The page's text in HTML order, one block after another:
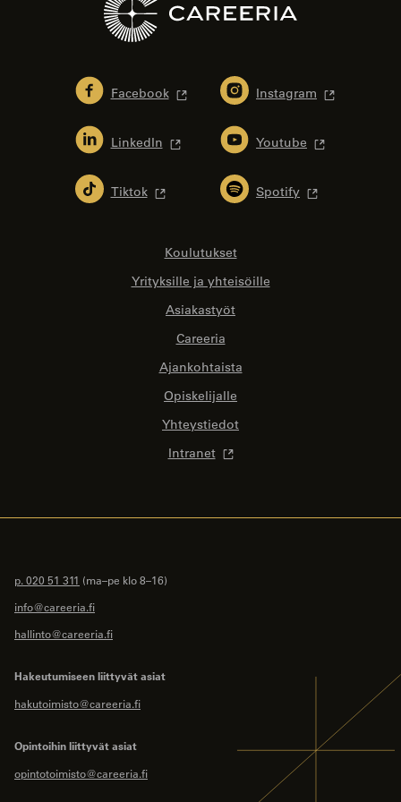
Facebook Instagram
LinkedIn Youtube
Tiktok Spotify
Koulutukset
Yrityksille ja yhteisöille
Asiakastyöt
Careeria
Ajankohtaista
Opiskelijalle
Yhteystiedot
Intranet
p. 020 51 311 (ma–pe klo 8–16)
info@careeria.fi
hallinto@careeria.fi
Hakeutumiseen liittyvät asiat
hakutoimisto@careeria.fi
Opintoihin liittyvät asiat
opintotoimisto@careeria.fi